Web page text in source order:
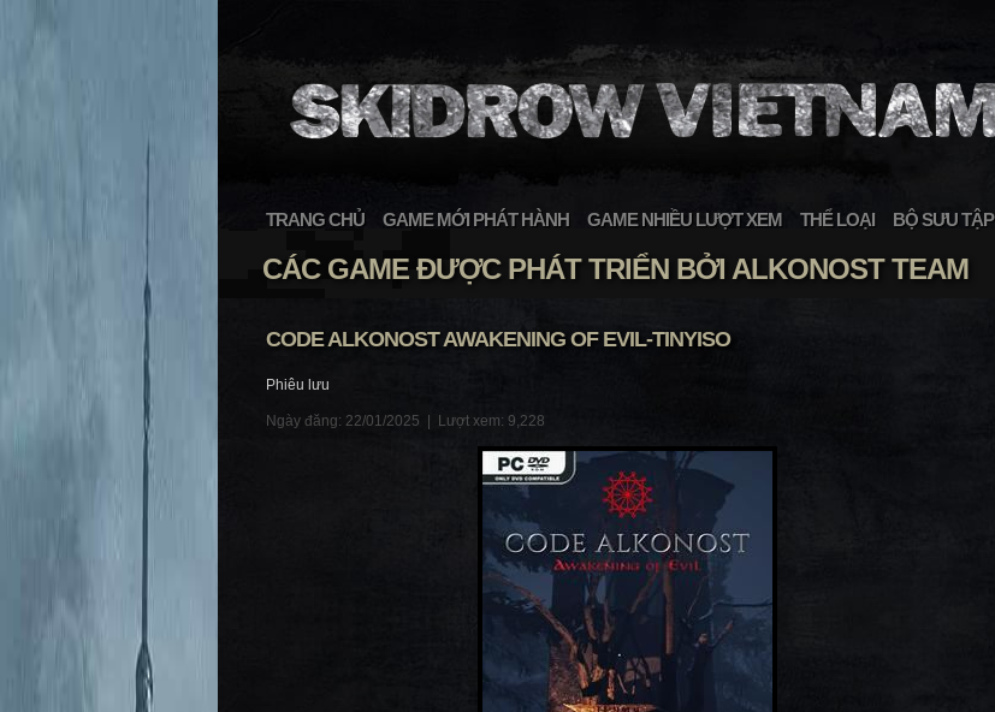
TRANG CHỦ GAME MỚI PHÁT HÀNH GAME NHIỀU LƯỢT XEM THỂ LOẠI BỘ SƯU TẬP
CÁC GAME ĐƯỢC PHÁT TRIỂN BỞI ALKONOST TEAM
CODE ALKONOST AWAKENING OF EVIL-TINYISO
Phiêu lưu
Ngày đăng: 22/01/2025 | Lượt xem: 9,228